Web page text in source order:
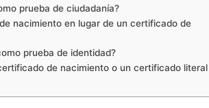
prueba de ciudadanía?
nacimiento en lugar de un certificado de
prueba de identidad?
de nacimiento o un certificado literal